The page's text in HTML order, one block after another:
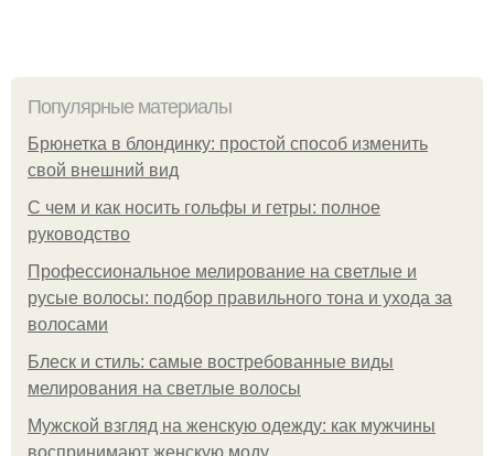
Популярные материалы
Брюнетка в блондинку: простой способ изменить
свой внешний вид
С чем и как носить гольфы и гетры: полное
руководство
Профессиональное мелирование на светлые и
русые волосы: подбор правильного тона и ухода за
волосами
Блеск и стиль: самые востребованные виды
мелирования на светлые волосы
Мужской взгляд на женскую одежду: как мужчины
воспринимают женскую моду